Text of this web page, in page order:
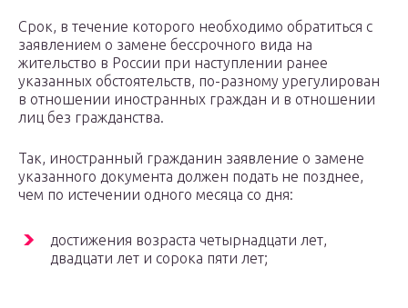
Срок, в течение которого необходимо обратиться с
заявлением о замене бессрочного вида на
жительство в России при наступлении ранее
указанных обстоятельств, по-разному урегулирован
в отношении иностранных граждан и в отношении
лиц без гражданства.
Так, иностранный гражданин заявление о замене
указанного документа должен подать не позднее,
чем по истечении одного месяца со дня:
достижения возраста четырнадцати лет,
двадцати лет и сорока пяти лет;